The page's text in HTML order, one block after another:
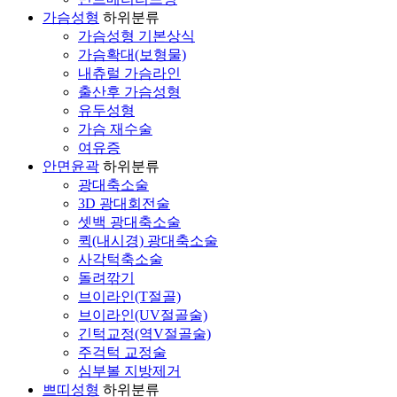
가슴성형 하위분류
가슴성형 기본상식
가슴확대(보형물)
내츄럴 가슴라인
출산후 가슴성형
유두성형
가슴 재수술
여유증
안면윤곽 하위분류
광대축소술
3D 광대회전술
셋백 광대축소술
퀵(내시경) 광대축소술
사각턱축소술
돌려깎기
브이라인(T절골)
브이라인(UV절골술)
긴턱교정(역V절골술)
주걱턱 교정술
심부볼 지방제거
쁘띠성형 하위분류